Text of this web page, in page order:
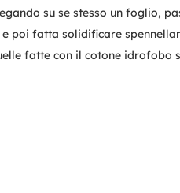
su se stesso un foglio,
fatta solidificare
fatte con il cotone